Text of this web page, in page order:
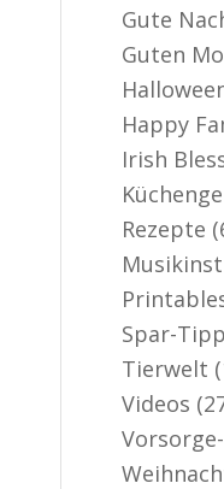
Gute
Guten
Happy
Irish
Rezepte
Spar-
Tierwelt
Videos